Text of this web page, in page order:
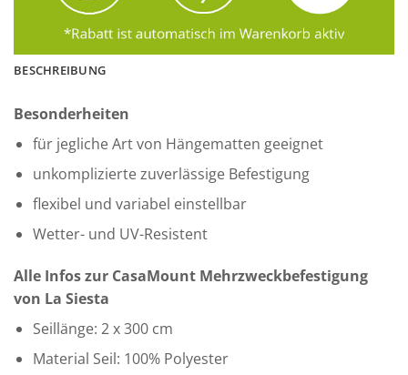
BESCHREIBUNG
Besonderheiten
für jegliche Art von Hängematten geeignet
unkomplizierte zuverlässige Befestigung
flexibel und variabel einstellbar
Wetter- und UV-Resistent
Alle Infos zur CasaMount Mehrzweckbefestigung
von La Siesta
Seillänge: 2 x 300 cm
Material Seil: 100% Polyester